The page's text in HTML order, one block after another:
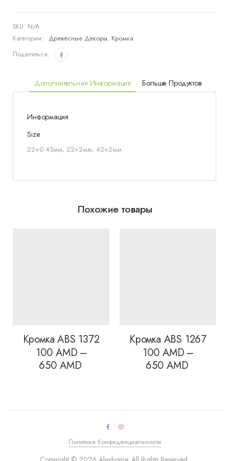
SKU: N/A
Категории:
Древесные Декоры, Кромка
Поделиться:
Дополнительная Информация Больше Продуктов
Информация
Size
22×0.45мм, 22×2мм, 42×2мм
Похожие товары
Кромка ABS 1372
100 AMD –
650 AMD
Диапазон
цен:
Кромка ABS 1267
100 AMD –
650 AMD
Диапазон
цен:
Политика Конфиденциальности